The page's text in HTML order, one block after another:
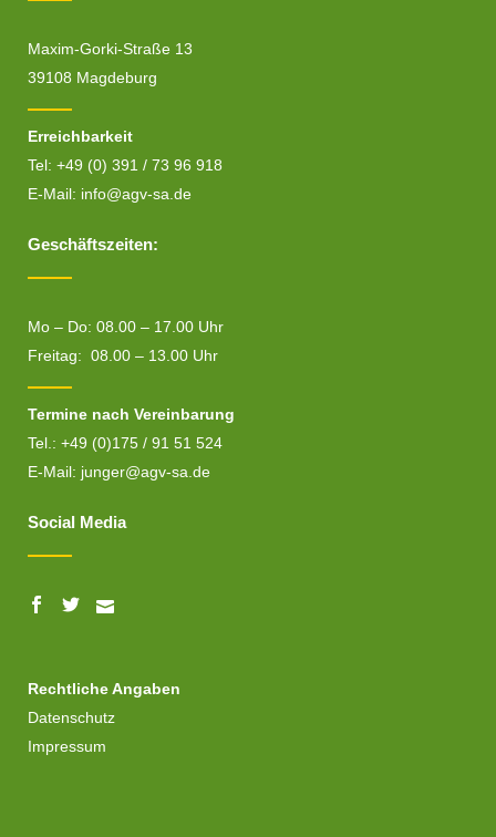
Maxim-Gorki-Straße 13
39108 Magdeburg
Erreichbarkeit
Tel: +49 (0) 391 / 73 96 918
E-Mail: info@agv-sa.de
Geschäftszeiten:
Mo – Do: 08.00 – 17.00 Uhr
Freitag: 08.00 – 13.00 Uhr
Termine nach Vereinbarung
Tel.: +49 (0)175 / 91 51 524
E-Mail: junger@agv-sa.de
Social Media
Rechtliche Angaben
Datenschutz
Impressum